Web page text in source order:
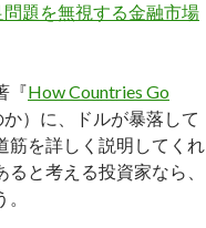
題を無視する金融市場
『How Countries Go
）に、ドルが暴落して
筋を詳しく説明してくれ
と考える投資家なら、